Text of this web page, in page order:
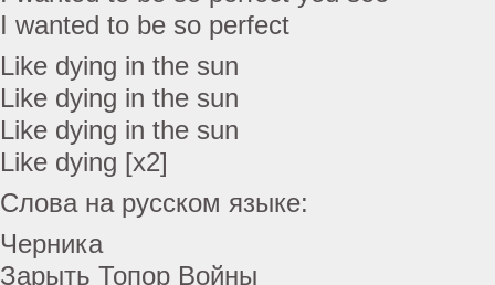
I wanted to be so perfect
Like dying in the sun
Like dying in the sun
Like dying in the sun
Like dying [x2]
Слова на русском языке:
Черника
Зарыть Топор Войны